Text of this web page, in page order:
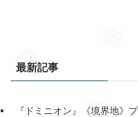
最新記事
『ドミニオン』《境界地》